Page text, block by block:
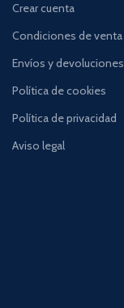
Crear cuenta
Condiciones de venta
Envíos y devoluciones
Política de cookies
Política de privacidad
Aviso legal